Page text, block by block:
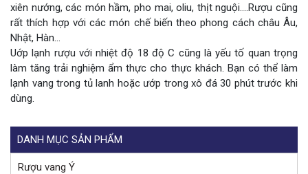
xiên nướng, các món hầm, pho mai, oliu, thịt nguội….Rượu cũng
rất thích hợp với các món chế biến theo phong cách châu Âu,
Nhật, Hàn…
Uớp lạnh rượu với nhiệt độ 18 độ C cũng là yếu tố quan trọng
làm tăng trải nghiệm ẩm thực cho thực khách. Bạn có thể làm
lạnh vang trong tủ lanh hoặc ướp trong xô đá 30 phút trước khi
dùng.
DANH MỤC SẢN PHẨM
Rượu vang Ý